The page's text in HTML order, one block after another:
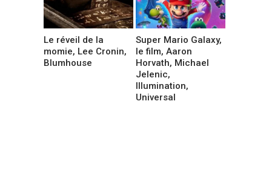
Le réveil de la
momie, Lee Cronin,
Blumhouse
Super Mario Galaxy,
le film, Aaron
Horvath, Michael
Jelenic,
Illumination,
Universal